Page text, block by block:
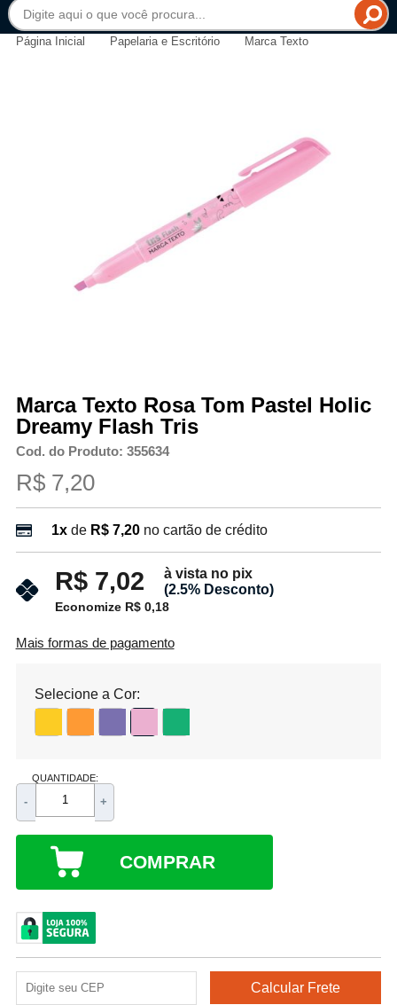
Página Inicial Papelaria e Escritório Marca Texto
Marca Texto Rosa Tom Pastel Holic
Dreamy Flash Tris
Cod. do Produto: 355634
R$ 7,20
1xde R$ 7,20 no cartão de crédito
R$ 7,02
à vista no pix
(2.5% Desconto)
Economize R$ 0,18
Mais formas de pagamento
Selecione a Cor:
QUANTIDADE:
- +
COMPRAR